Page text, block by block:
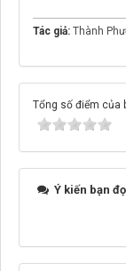
Tác giả: Thành
Tổng số điểm của
Ý kiến bạn